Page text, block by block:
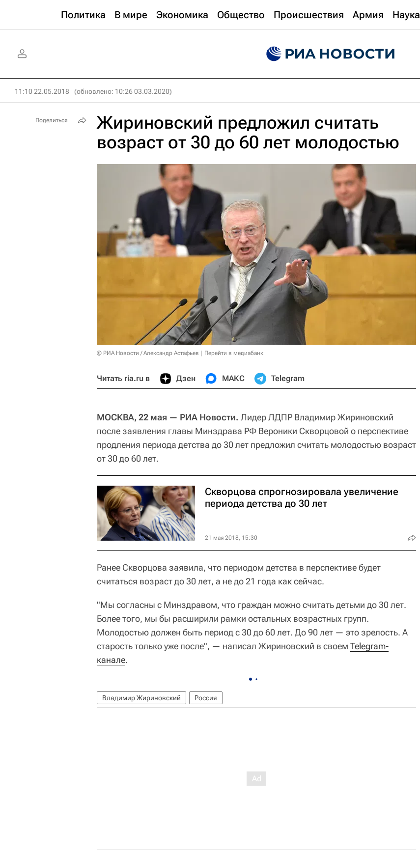
Политика В мире Экономика Общество Происшествия Армия Наука
11:10 22.05.2018 (обновлено: 10:26 03.03.2020)
Жириновский предложил считать
возраст от 30 до 60 лет молодостью
© РИА Новости / Александр Астафьев Перейти в медиабанк
Читать ria.ru в Дзен МАКС Telegram
МОСКВА, 22 мая — РИА Новости. Лидер ЛДПР Владимир Жириновский
после заявления главы Минздрава РФ Вероники Скворцовой о перспективе
продления периода детства до 30 лет предложил считать молодостью возраст
от 30 до 60 лет.
Скворцова спрогнозировала увеличение
периода детства до 30 лет‍
21 мая 2018, 15:30
Ранее Скворцова заявила, что периодом детства в перспективе будет
считаться возраст до 30 лет, а не до 21 года как сейчас.
"Мы согласны с Минздравом, что граждан можно считать детьми до 30 лет.
Более того, мы бы расширили рамки остальных возрастных групп.
Молодостью должен быть период с 30 до 60 лет. До 90 лет — это зрелость. А
старость только уже после", — написал Жириновский в своем Telegram-
канале.
Владимир Жириновский Россия
Поделиться